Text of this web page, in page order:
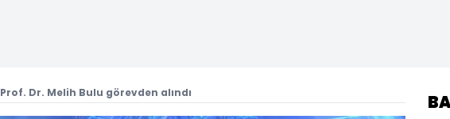
Prof. Dr. Melih Bulu görevden alındı